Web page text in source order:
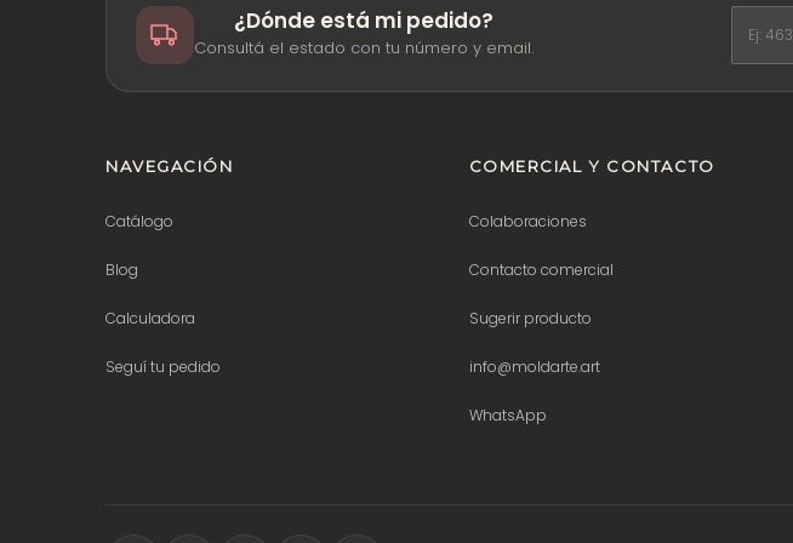
¿Dónde está mi pedido?
Consultá el estado con tu número y email.
NAVEGACIÓN
Catálogo
Blog
Calculadora
Seguí tu pedido
COMERCIAL Y CONTACTO
Colaboraciones
Contacto comercial
Sugerir producto
info@moldarte.art
WhatsApp